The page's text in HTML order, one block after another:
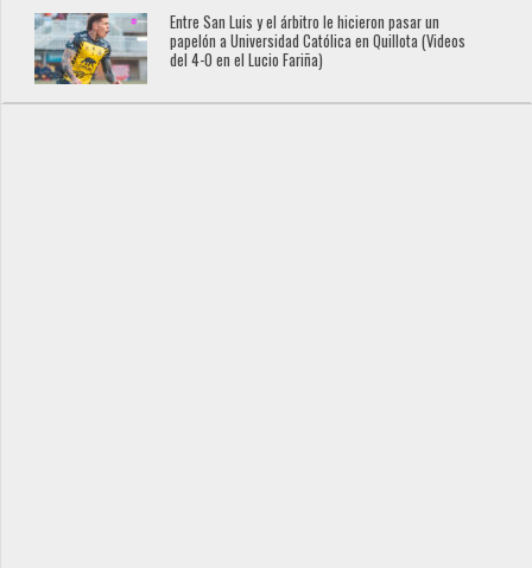
Entre San Luis y el árbitro le hicieron pasar un
papelón a Universidad Católica en Quillota (Videos
del 4-0 en el Lucio Fariña)